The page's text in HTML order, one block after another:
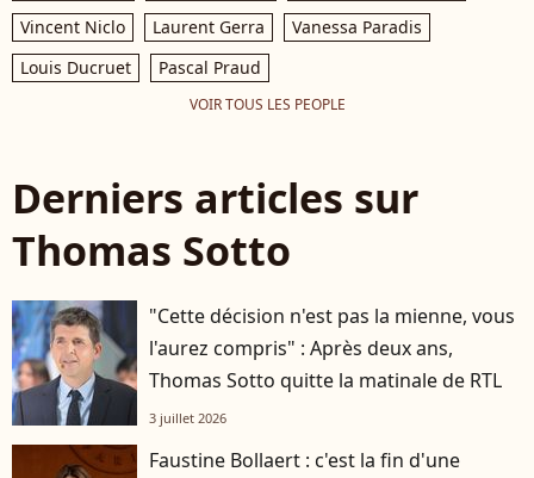
Vincent Niclo
Laurent Gerra
Vanessa Paradis
Louis Ducruet
Pascal Praud
VOIR TOUS LES PEOPLE
Derniers articles sur
Thomas Sotto
"Cette décision n'est pas la mienne, vous
l'aurez compris" : Après deux ans,
Thomas Sotto quitte la matinale de RTL
3 juillet 2026
Faustine Bollaert : c'est la fin d'une